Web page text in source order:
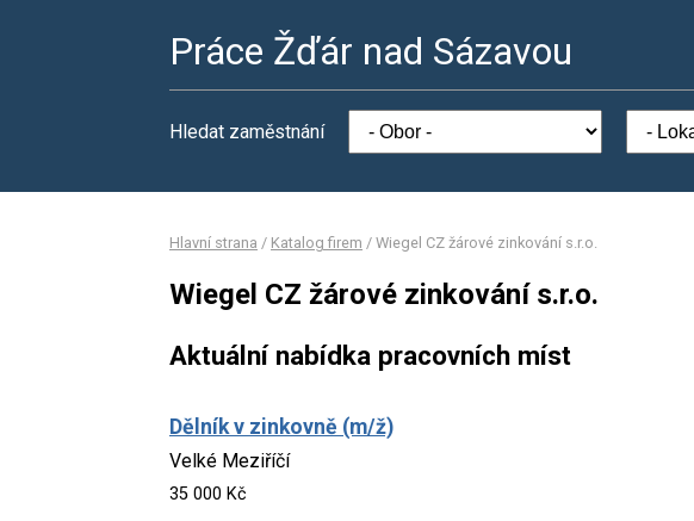
Práce Žďár nad Sázavou
Hledat zaměstnání
Hlavní strana / Katalog firem / Wiegel CZ žárové zinkování s.r.o.
Wiegel CZ žárové zinkování s.r.o.
Aktuální nabídka pracovních míst
Dělník v zinkovně (m/ž)
Velké Meziříčí
35 000 Kč